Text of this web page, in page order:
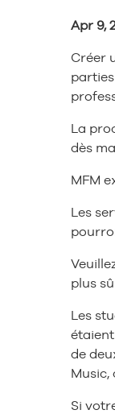
Apr 9,
Créer
La
dès
MFM
Les
plus
Les
de
Si